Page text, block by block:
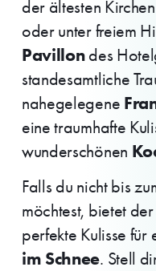
der ältesten Kirchen
oder unter freiem
Pavillondes
standesamtliche
nahegelegene
eine traumhafte
wunderschönen
Falls du nicht bis
möchtest, bietet
perfekte Kulisse für
im Schnee. Stell